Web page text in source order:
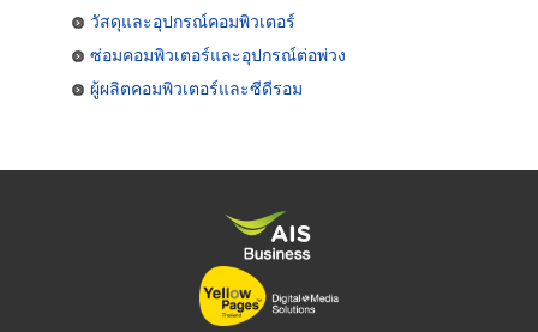
วัสดุและอุปกรณ์คอมพิวเตอร์
ซ่อมคอมพิวเตอร์และอุปกรณ์ต่อพ่วง
ผู้ผลิตคอมพิวเตอร์และซีดีรอม